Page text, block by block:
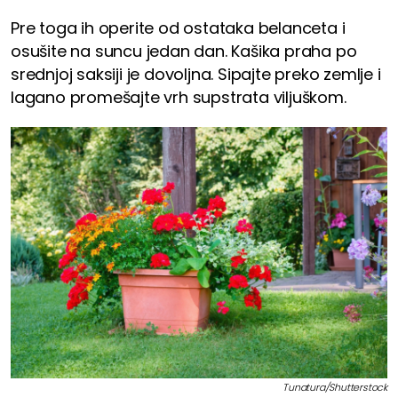
Pre toga ih operite od ostataka belanceta i
osušite na suncu jedan dan. Kašika praha po
srednjoj saksiji je dovoljna. Sipajte preko zemlje i
lagano promešajte vrh supstrata viljuškom.
Tunatura/Shutterstock